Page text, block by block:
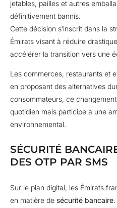
jetables, pailles et autres
définitivement bannis.
Cette décision s’inscrit dans la
Émirats visant à réduire
accélérer la transition vers une
Les commerces, restaurants et
en proposant des alternatives
consommateurs, ce
quotidien mais participe à une
environnemental.
SÉCURITÉ
DES OTP PAR SMS
Sur le plan digital, les Émirats
en matière de sécurité bancaire